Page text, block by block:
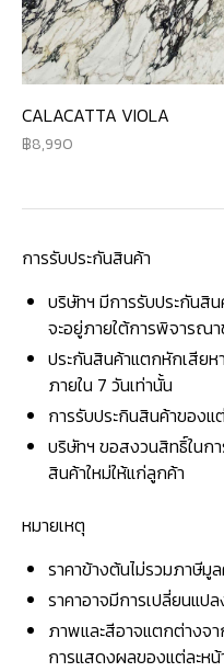
CALACATTA VIOLA
8,990
การรับประกันสินค้า
บริษัทฯ มีการรับประกันสิ
จะอยู่ภายใต้การพิจารณ
ประกันสินค้าแตกหักเสีย
ภายใน 7 วันเท่านั้น
การรับประกินสินค้าของ
บริษัทฯ ขอสงวนสิทธิ์ใน
สินค้าใหม่ให้แก่ลูกค้า
หมายเหตุ
ราคาข้างต้นไม่รวมภาษีมู
ราคาอาจมีการเปลี่ยนแป
ภาพและสีอาจแตกต่างจ
การแสดงผลของแต่ละหน้